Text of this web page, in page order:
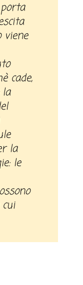
viene
cade,
la
la
le